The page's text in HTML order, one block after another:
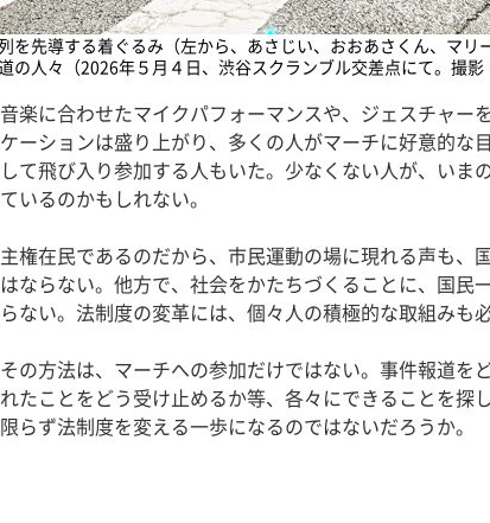
を先導する着ぐるみ（左から、あさじい、おおあさくん、マリ
の人々（2026年５月４日、渋谷スクランブル交差点にて。撮影
楽に合わせたマイクパフォーマンスや、ジェスチャー
ーションは盛り上がり、多くの人がマーチに好意的な
て飛び入り参加する人もいた。少なくない人が、いま
いるのかもしれない。
権在民であるのだから、市民運動の場に現れる声も、
ならない。他方で、社会をかたちづくることに、国民
ない。法制度の変革には、個々人の積極的な取組みも必
の方法は、マーチへの参加だけではない。事件報道を
たことをどう受け止めるか等、各々にできることを探
らず法制度を変える一歩になるのではないだろうか。